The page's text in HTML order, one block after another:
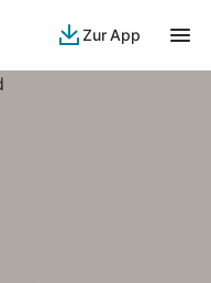
Zur App